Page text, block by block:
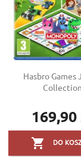
Hasbro Games
Collection
Cena
169,90
 DO